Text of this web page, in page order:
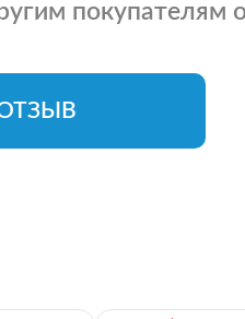
покупателям